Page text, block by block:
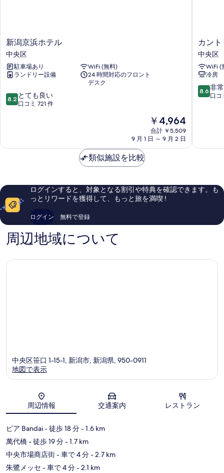
新
潟
京
浜
ホ
ル
中
新潟京浜ホテル
中央区
駐車場あり
WiFi (無料)
ランドリー設備
24 時間対応のフロント
デスク
10
段
て
口
ミ
721
の
口
ミ
8.2 とても良い
口コミ 721 件
現
在
の
￥4,964
合計 ￥5,509
9 月 1 日 ～ 9 月 2 日
カ
ン
ト
リ
ー
ホ
テ
区
カン
中央区
WiFi (
冷房
10
段
に
コ
ミ
ミ
8.6 非
口コ
類似施設を比較
ログインすると、対象となる割引や特典を確認できます。も
っとリワードを獲得して、もっと旅を満喫 !
ログイン 無料で登録
周辺地域について
地図
中央区笹口 1-15-1, 新潟市, 新潟県, 950-0911
地図で表示
周辺情報 交通案内 レストラン
ピア Bandai- 徒歩 18 分- 1.6 km
萬代橋- 徒歩 19 分- 1.7 km
中央市場商店街- 車で 4 分- 2.7 km
朱鷺メッセ - 車で 4 分- 2.1 km